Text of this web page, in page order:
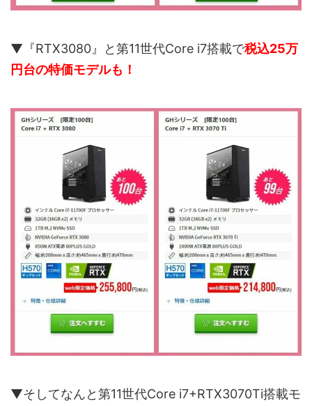
▼『RTX3080』と第11世代Core i7搭載で税込25万
円台の特価モデルも！
▼そしてなんと第11世代Core i7+RTX3070Ti搭載モ